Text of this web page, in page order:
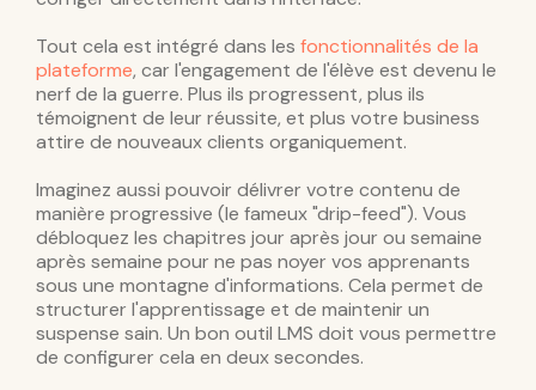
Tout cela est intégré dans les fonctionnalités de la
plateforme, car l'engagement de l'élève est devenu le
nerf de la guerre. Plus ils progressent, plus ils
témoignent de leur réussite, et plus votre business
attire de nouveaux clients organiquement.
Imaginez aussi pouvoir délivrer votre contenu de
manière progressive (le fameux "drip-feed"). Vous
débloquez les chapitres jour après jour ou semaine
après semaine pour ne pas noyer vos apprenants
sous une montagne d'informations. Cela permet de
structurer l'apprentissage et de maintenir un
suspense sain. Un bon outil LMS doit vous permettre
de configurer cela en deux secondes.